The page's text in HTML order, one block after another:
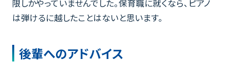
限しかやっていませんでした。保育職に就くなら、ピアノ
は弾けるに越したことはないと思います。
後輩へのアドバイス